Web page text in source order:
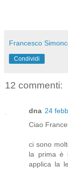
Francesco
Condividi
12 commenti:
dna 24
Ciao
ci sono
la prima è
applica la